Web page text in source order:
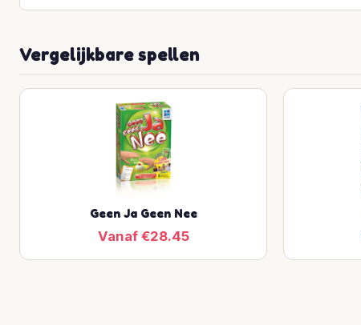
Vergelijkbare spellen
Geen Ja Geen Nee
Vanaf €28.45